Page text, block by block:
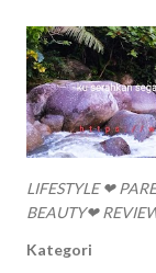
LIFESTYLE ❤
BEAUTY❤
Kategori